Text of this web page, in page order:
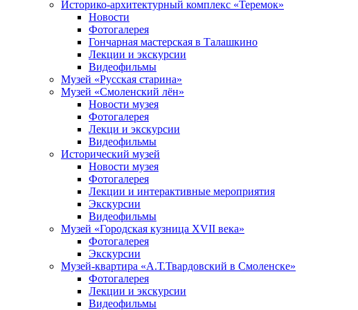
Историко-архитектурный комплекс «Теремок»
Новости
Фотогалерея
Гончарная мастерская в Талашкино
Лекции и экскурсии
Видеофильмы
Музей «Русская старина»
Музей «Смоленский лён»
Новости музея
Фотогалерея
Лекци и экскурсии
Видеофильмы
Исторический музей
Новости музея
Фотогалерея
Лекции и интерактивные мероприятия
Экскурсии
Видеофильмы
Музей «Городская кузница XVII века»
Фотогалерея
Экскурсии
Музей-квартира «А.Т.Твардовский в Смоленске»
Фотогалерея
Лекции и экскурсии
Видеофильмы